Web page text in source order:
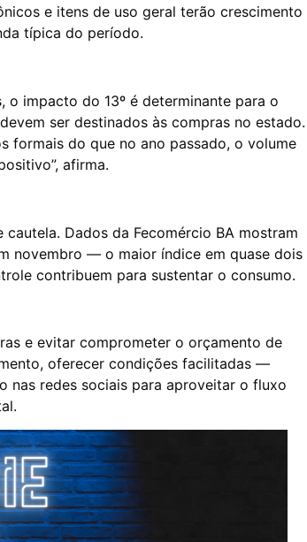
e itens de uso geral terão crescimento
típica do período.
o impacto do 13º é determinante para o
ser destinados às compras no estado.
formais do que no ano passado, o volume
afirma.
Dados da Fecomércio BA mostram
novembro — o maior índice em quase dois
contribuem para sustentar o consumo.
e evitar comprometer o orçamento de
oferecer condições facilitadas —
nas redes sociais para aproveitar o fluxo